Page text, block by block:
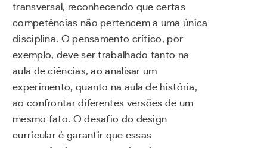
transversal, reconhecendo que certas
competências não pertencem a uma única
disciplina. O pensamento crítico, por
exemplo, deve ser trabalhado tanto na
aula de ciências, ao analisar um
experimento, quanto na aula de história,
ao confrontar diferentes versões de um
mesmo fato. O desafio do design
curricular é garantir que essas